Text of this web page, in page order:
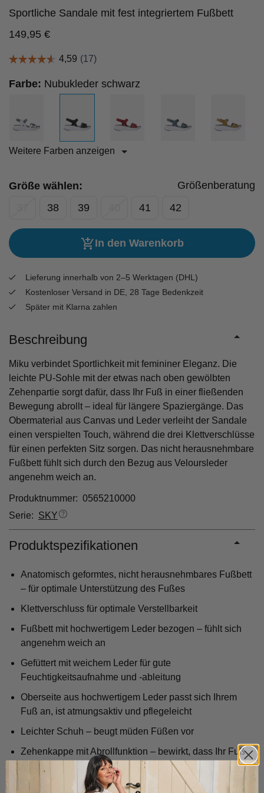
Sportliche Sandale mit fest integriertem Fußbett
149,95 €
Farbe: Nubukleder schwarz
Weitere Farben anzeigen
Größe wählen:
Größenberatung
38 39 41 42
In den Warenkorb
Lieferung innerhalb von 2–5 Werktagen (DHL)
Kostenloser Versand in DE, 28 Tage Bedenkzeit
Später mit Klarna zahlen
Beschreibung
Miku verbindet Sportlichkeit mit femininer Eleganz. Die
leichte PU-Sohle mit der etwas nach oben gewölbten
Zehenpartie sorgt dafür, dass Ihr Fuß in einer fließenden
Bewegung abrollt – ideal für längere Spaziergänge. Das
Obermaterial aus Canvas und Leder verleiht der Sandale
einen verspielten Touch, während die drei Klettverschlüsse
für einen perfekten Sitz sorgen. Das nicht herausnehmbare
Fußbett fühlt sich durch den Bezug aus Veloursleder
angenehm weich an.
Produktnummer: 0565210000
Serie: SKY
Produktspezifikationen
Anatomisch geformtes, nicht herausnehmbares Fußbett
– für optimale Unterstützung des Fußes
Klettverschluss für optimale Verstellbarkeit
Fußbett mit hochwertigem Leder bezogen – fühlt sich
angenehm weich an
Gefüttert mit weichem Leder für gute
Feuchtigkeitsaufnahme und -ableitung
Oberseite aus hochwertigem Leder passt sich Ihrem
Fuß an, ist atmungsaktiv und pflegeleicht
Leichter Schuh – beugt müden Füßen vor
Zehenkappe mit Abrollfunktion – bewirkt, dass Ihr Fuß
auf die richtige Weise abrollt
Sohle mit guter Dämpfung – fängt Stöße ab